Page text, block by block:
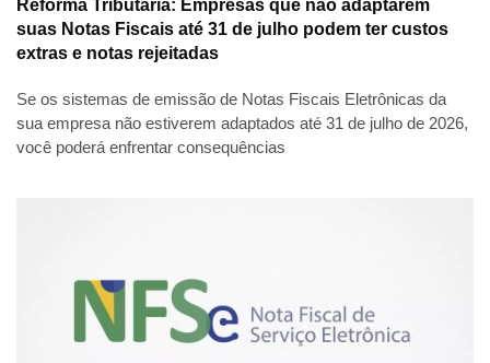
Reforma Tributária: Empresas que não adaptarem
suas Notas Fiscais até 31 de julho podem ter custos
extras e notas rejeitadas
Se os sistemas de emissão de Notas Fiscais Eletrônicas da
sua empresa não estiverem adaptados até 31 de julho de 2026,
você poderá enfrentar consequências